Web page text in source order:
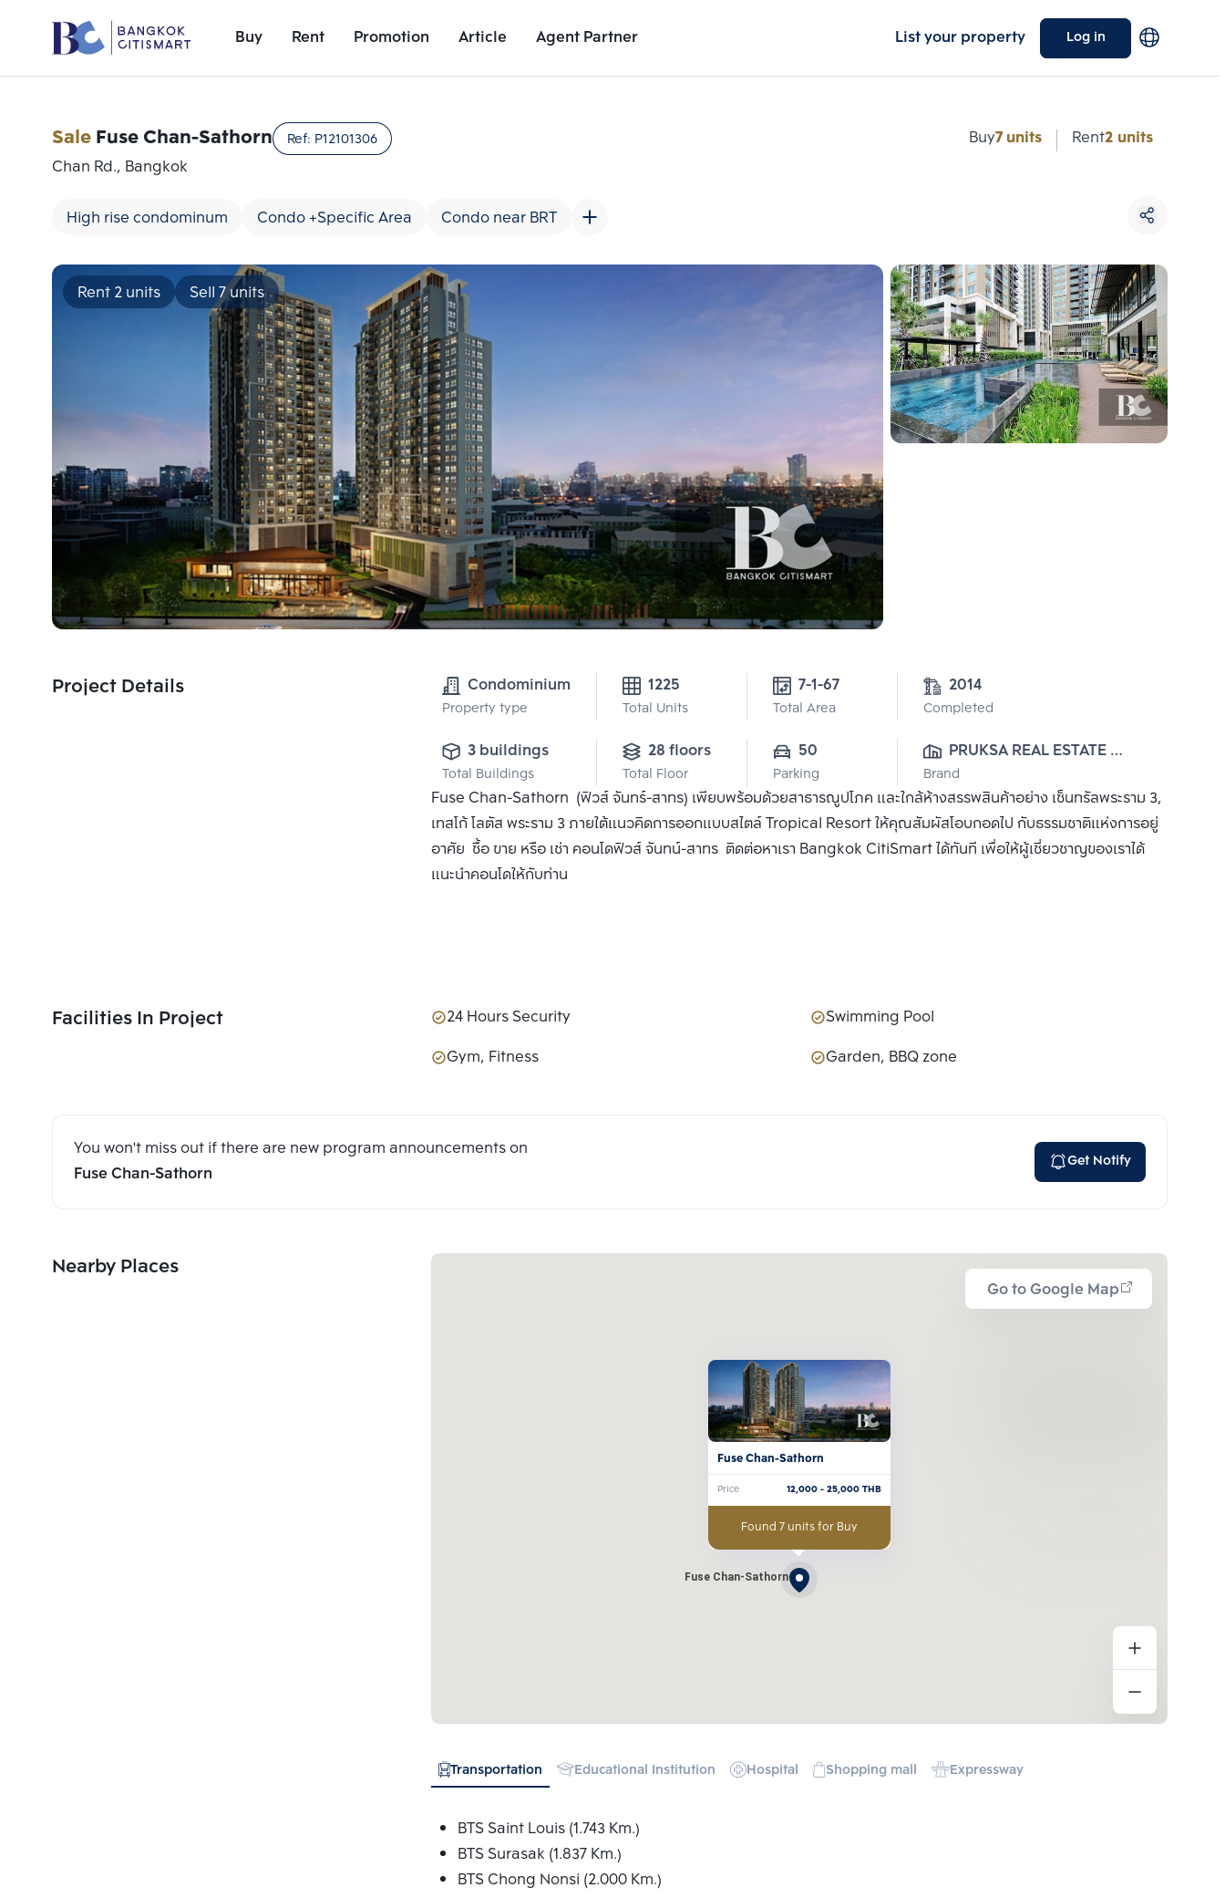
Buy Rent Promotion Article Agent Partner List your property Log in
Project Details
SaleFuse Chan-Sathorn Ref: P12101306
Chan Rd., Bangkok
High rise condominum Condo +Specific Area Condo near BRT
Buy7 units Rent2 units
Rent 2 units Sell 7 units
Project Details Condominium
Property type
1225
Total Units
7-1-67
Total Area
2014
Completed
3 buildings
Total Buildings
28 floors
Total Floor
50
Parking
PRUKSA REAL ESTATE
PUBLIC CO.,LTD
Brand
Fuse Chan-Sathorn (ฟิวส์ จันทร์-สาทร) เพียบพร้อมด้วยสาธารณูปโภค และใกล้ห้างสรรพสินค้าอย่าง เซ็นทรัลพระราม 3,
เทสโก้ โลตัส พระราม 3 ภายใต้แนวคิดการออกแบบสไตล์ Tropical Resort ให้คุณสัมผัสโอบกอดไป กับธรรมชาติแห่งการอยู่
อาศัย ซื้อ ขาย หรือ เช่า คอนโดฟิวส์ จันทน์-สาทร ติดต่อหาเรา Bangkok CitiSmart ได้ทันที เพื่อให้ผู้เชี่ยวชาญของเราได้
แนะนำคอนโดให้กับท่าน
Facilities In Project 24 Hours Security
Swimming Pool
Gym, Fitness
Garden, BBQ zone
You won't miss out if there are new program announcements on
Fuse Chan-Sathorn
Get Notify
Nearby Places
Go to Google Map
Fuse Chan-Sathorn
Fuse Chan-Sathorn
Price 12,000- 25,000THB
Found 7 units for Buy
Transportation Educational Institution Hospital Shopping mall Expressway
BTS Saint Louis (1.743 Km.)
BTS Surasak (1.837 Km.)
BTS Chong Nonsi (2.000 Km.)
Add comparative units
Number 1
Add comparative units
Number 2
Choose comparative unit
Maximum 3 units
Compare
Clear all